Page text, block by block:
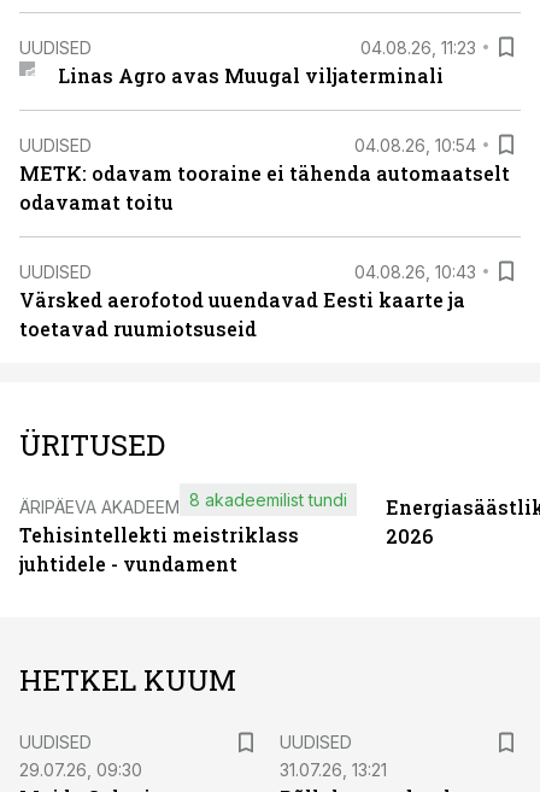
UUDISED 04.08.26, 11:23
Linas Agro avas Muugal viljaterminali
UUDISED 04.08.26, 10:54
METK: odavam tooraine ei tähenda automaatselt
odavamat toitu
UUDISED 04.08.26, 10:43
Värsked aerofotod uuendavad Eesti kaarte ja
toetavad ruumiotsuseid
ÜRITUSED
ÄRIPÄEVA AKADEEMIA
Tehisintellekti meistriklass
juhtidele - vundament
8 akadeemilist tundi
2026
HETKEL KUUM
UUDISED
29.07.26, 09:30
UUDISED
31.07.26, 13:21